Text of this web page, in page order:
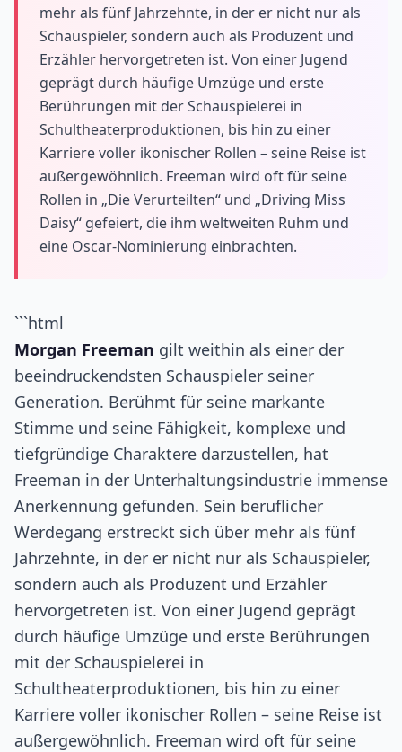
mehr als fünf Jahrzehnte, in der er nicht nur als
Schauspieler, sondern auch als Produzent und
Erzähler hervorgetreten ist. Von einer Jugend
geprägt durch häufige Umzüge und erste
Berührungen mit der Schauspielerei in
Schultheaterproduktionen, bis hin zu einer
Karriere voller ikonischer Rollen – seine Reise ist
außergewöhnlich. Freeman wird oft für seine
Rollen in „Die Verurteilten“ und „Driving Miss
Daisy“ gefeiert, die ihm weltweiten Ruhm und
eine Oscar-Nominierung einbrachten.
```html
Morgan Freeman gilt weithin als einer der
beeindruckendsten Schauspieler seiner
Generation. Berühmt für seine markante
Stimme und seine Fähigkeit, komplexe und
tiefgründige Charaktere darzustellen, hat
Freeman in der Unterhaltungsindustrie immense
Anerkennung gefunden. Sein beruflicher
Werdegang erstreckt sich über mehr als fünf
Jahrzehnte, in der er nicht nur als Schauspieler,
sondern auch als Produzent und Erzähler
hervorgetreten ist. Von einer Jugend geprägt
durch häufige Umzüge und erste Berührungen
mit der Schauspielerei in
Schultheaterproduktionen, bis hin zu einer
Karriere voller ikonischer Rollen – seine Reise ist
außergewöhnlich. Freeman wird oft für seine